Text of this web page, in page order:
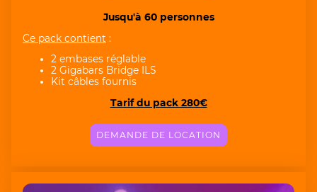
Jusqu'à 60 personnes
Ce pack contient :
2 embases réglable
2 Gigabars Bridge ILS
Kit câbles fournis
Tarif du pack 280€
DEMANDE DE LOCATION